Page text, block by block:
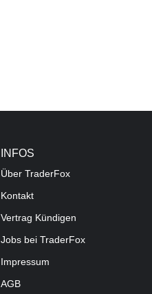
INFOS
Über TraderFox
Kontakt
Vertrag Kündigen
Jobs bei TraderFox
Impressum
AGB